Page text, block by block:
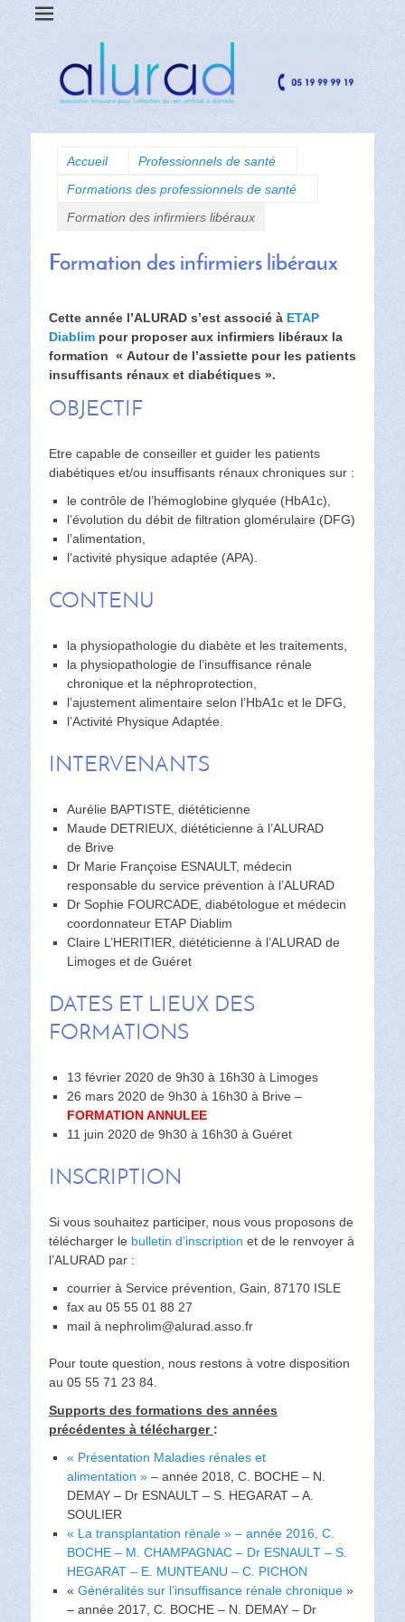
Accueil
Professionnels de santé
Formations des professionnels de santé
Formation des infirmiers libéraux
Formation des infirmiers libéraux
Cette année l’ALURAD s’est associé à ETAP
Diablim pour proposer aux infirmiers libéraux la
formation « Autour de l’assiette pour les patients
insuffisants rénaux et diabétiques ».
OBJECTIF
Etre capable de conseiller et guider les patients
diabétiques et/ou insuffisants rénaux chroniques sur :
le contrôle de l’hémoglobine glyquée (HbA1c),
l’évolution du débit de filtration glomérulaire (DFG)
l’alimentation,
l’activité physique adaptée (APA).
CONTENU
la physiopathologie du diabète et les traitements,
la physiopathologie de l’insuffisance rénale
chronique et la néphroprotection,
l’ajustement alimentaire selon l’HbA1c et le DFG,
l’Activité Physique Adaptée.
INTERVENANTS
Aurélie BAPTISTE, diététicienne
Maude DETRIEUX, diététicienne à l’ALURAD
de Brive
Dr Marie Françoise ESNAULT, médecin
responsable du service prévention à l’ALURAD
Dr Sophie FOURCADE, diabétologue et médecin
coordonnateur ETAP Diablim
Claire L’HERITIER, diététicienne à l’ALURAD de
Limoges et de Guéret
DATES ET LIEUX DES
FORMATIONS
13 février 2020 de 9h30 à 16h30 à Limoges
26 mars 2020 de 9h30 à 16h30 à Brive –
FORMATION ANNULEE
11 juin 2020 de 9h30 à 16h30 à Guéret
INSCRIPTION
Si vous souhaitez participer, nous vous proposons de
télécharger le bulletin d’inscription et de le renvoyer à
l’ALURAD par :
courrier à Service prévention, Gain, 87170 ISLE
fax au 05 55 01 88 27
mail à nephrolim@alurad.asso.fr
Pour toute question, nous restons à votre disposition
au 05 55 71 23 84.
Supports des formations des années
précédentes à télécharger :
« Présentation Maladies rénales et
alimentation » – année 2018, C. BOCHE – N.
DEMAY – Dr ESNAULT – S. HEGARAT – A.
SOULIER
« La transplantation rénale » – année 2016, C.
BOCHE – M. CHAMPAGNAC – Dr ESNAULT – S.
HEGARAT – E. MUNTEANU – C. PICHON
« Généralités sur l’insuffisance rénale chronique »
– année 2017, C. BOCHE – N. DEMAY – Dr